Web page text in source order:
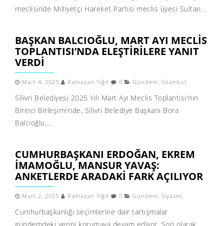
meclisinde Milliyetçi Hareket Partisi meclis üyesi Sultan...
BAŞKAN BALCIOĞLU, MART AYI MECLIS
TOPLANTISI’NDA ELEŞTIRILERE YANIT
VERDI
Mart 4, 2025 Ramazan Yiğit 0 Gündem , İstanbul,
Silivri Belediyesi 2025 Yılı Mart Ayı Meclis Toplantısı'nın
Birinci Birleşimi’nde, Silivri Belediye Başkanı Bora
Balcıoğlu,...
CUMHURBAŞKANI ERDOĞAN, EKREM
İMAMOĞLU, MANSUR YAVAŞ:
ANKETLERDE ARADAKI FARK AÇILIYOR
Mart 2, 2025 Ramazan Yiğit 0 Gündem , Siyaset,
Cumhurbaşkanlığı seçimlerine dair tartışmalar